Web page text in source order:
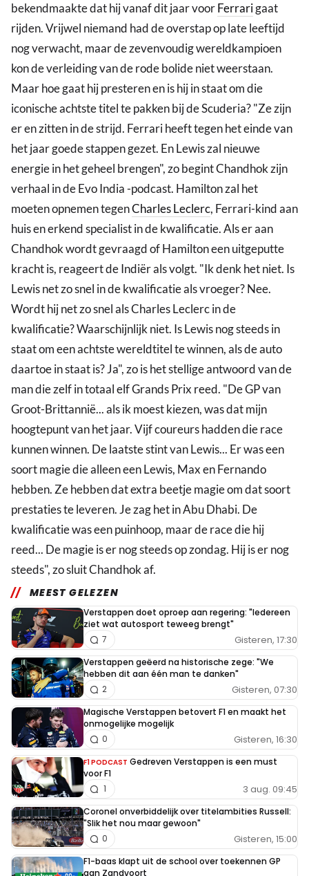
bekendmaakte dat hij vanaf dit jaar voorFerrarigaat
rijden. Vrijwel niemand had de overstap op late leeftijd
nog verwacht, maar de zevenvoudig wereldkampioen
kon de verleiding van de rode bolide niet weerstaan.
Maar hoe gaat hij presteren en is hij in staat om die
iconische achtste titel te pakken bij de Scuderia? "Ze zijn
er en zitten in de strijd. Ferrari heeft tegen het einde van
het jaar goede stappen gezet. En Lewis zal nieuwe
energie in het geheel brengen", zo begint Chandhok zijn
verhaal in de Evo India -podcast. Hamilton zal het
moeten opnemen tegenCharles Leclerc, Ferrari-kind aan
huis en erkend specialist in de kwalificatie. Als er aan
Chandhok wordt gevraagd of Hamilton een uitgeputte
kracht is, reageert de Indiër als volgt. "Ik denk het niet. Is
Lewis net zo snel in de kwalificatie als vroeger? Nee.
Wordt hij net zo snel als Charles Leclerc in de
kwalificatie? Waarschijnlijk niet. Is Lewis nog steeds in
staat om een achtste wereldtitel te winnen, als de auto
daartoe in staat is? Ja", zo is het stellige antwoord van de
man die zelf in totaal elf Grands Prix reed. "De GP van
Groot-Brittannië... als ik moest kiezen, was dat mijn
hoogtepunt van het jaar. Vijf coureurs hadden die race
kunnen winnen. De laatste stint van Lewis... Er was een
soort magie die alleen een Lewis, Max en Fernando
hebben. Ze hebben dat extra beetje magie om dat soort
prestaties te leveren. Je zag het in Abu Dhabi. De
kwalificatie was een puinhoop, maar de race die hij
reed... De magie is er nog steeds op zondag. Hij is er nog
steeds", zo sluit Chandhok af.
MEEST GELEZEN
Verstappen doet oproep aan regering: "Iedereen
ziet wat autosport teweeg brengt"
Gisteren, 17:30
7
Verstappen geëerd na historische zege: "We
hebben dit aan één man te danken"
Gisteren, 07:30
2
Magische Verstappen betovert F1 en maakt het
onmogelijke mogelijk
Gisteren, 16:30
0
F1 PODCAST Gedreven Verstappen is een must
voor F1
3 aug. 09:45
1
Coronel onverbiddelijk over titelambities Russell:
"Slik het nou maar gewoon"
Gisteren, 15:00
0
F1-baas klapt uit de school over toekennen GP
aan Zandvoort